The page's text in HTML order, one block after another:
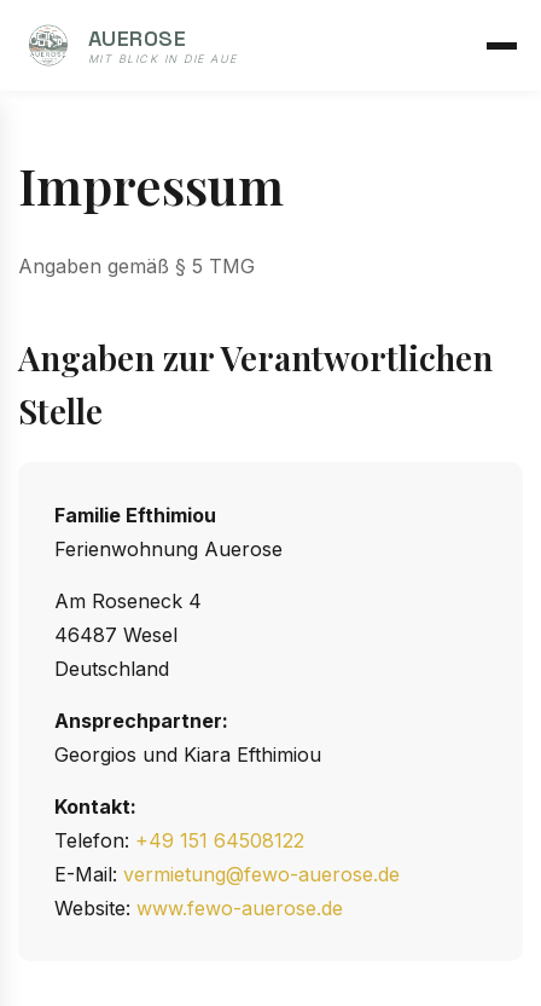
AUEROSE
MIT BLICK IN DIE AUE
Impressum
Angaben gemäß § 5 TMG
Angaben zur Verantwortlichen
Stelle
Familie Efthimiou
Ferienwohnung Auerose
Am Roseneck 4
46487 Wesel
Deutschland
Ansprechpartner:
Georgios und Kiara Efthimiou
Kontakt:
Telefon: +49 151 64508122
E-Mail: vermietung@fewo-auerose.de
Website: www.fewo-auerose.de